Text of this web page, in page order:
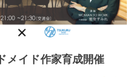
メイド作家育成開催